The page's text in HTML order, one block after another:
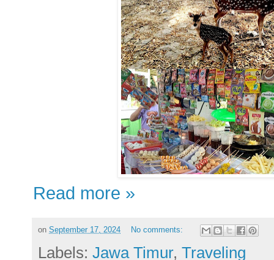
Read more »
on September 17, 2024 No comments:
Labels: Jawa Timur, Traveling